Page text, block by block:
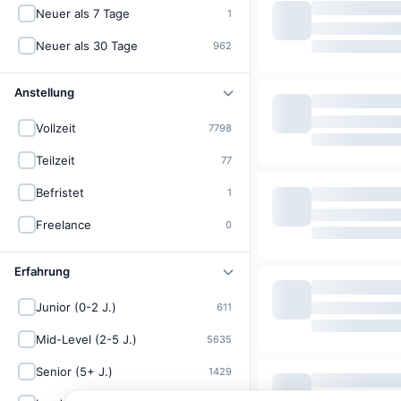
Neuer als 7 Tage 1
Neuer als 30 Tage 962
Anstellung
Vollzeit 7798
Teilzeit 77
Befristet 1
Freelance 0
Erfahrung
Junior (0-2 J.) 611
Mid-Level (2-5 J.) 5635
Senior (5+ J.) 1429